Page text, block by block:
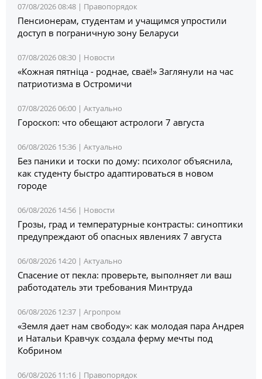
07/08/2026 08:48 | Правопорядок
Пенсионерам, студентам и учащимся упростили
доступ в пограничную зону Беларуси
07/08/2026 08:30 | Новости
«Кожная пятніца - роднае, сваё!» Заглянули на час
патриотизма в Остромичи
07/08/2026 06:00 | Актуально
Гороскоп: что обещают астрологи 7 августа
06/08/2026 15:36 | Актуально
Без паники и тоски по дому: психолог объяснила,
как студенту быстро адаптироваться в новом
городе
06/08/2026 14:56 | Новости
Грозы, град и температурные контрасты: синоптики
предупреждают об опасных явлениях 7 августа
06/08/2026 14:20 | Актуально
Спасение от пекла: проверьте, выполняет ли ваш
работодатель эти требования Минтруда
06/08/2026 12:37 | Агропром
«Земля дает нам свободу»: как молодая пара Андрея
и Натальи Кравчук создала ферму мечты под
Кобрином
06/08/2026 11:16 | Правопорядок